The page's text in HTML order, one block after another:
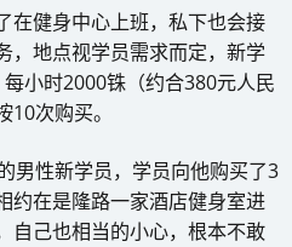
在健身中心上班，私下也会接
，地点视学员需求而定，新学
小时2000铢（约合380元人民
次购买。
男性新学员，学员向他购买了3
约在是隆路一家酒店健身室进
自己也相当的小心，根本不敢